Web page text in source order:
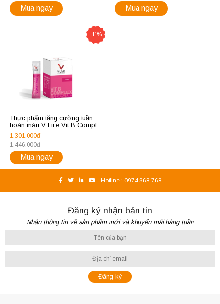
Mua ngay Mua ngay
-11%
Thực phẩm tăng cường tuần
hoàn máu V Line Vit B Complex
& V Oxy+ Mix
1.301.000đ
1.446.000đ
Mua ngay
Hotline : 0974.368.768
Đăng ký nhận bản tin
Nhận thông tin về sản phẩm mới và khuyến mãi hàng tuần